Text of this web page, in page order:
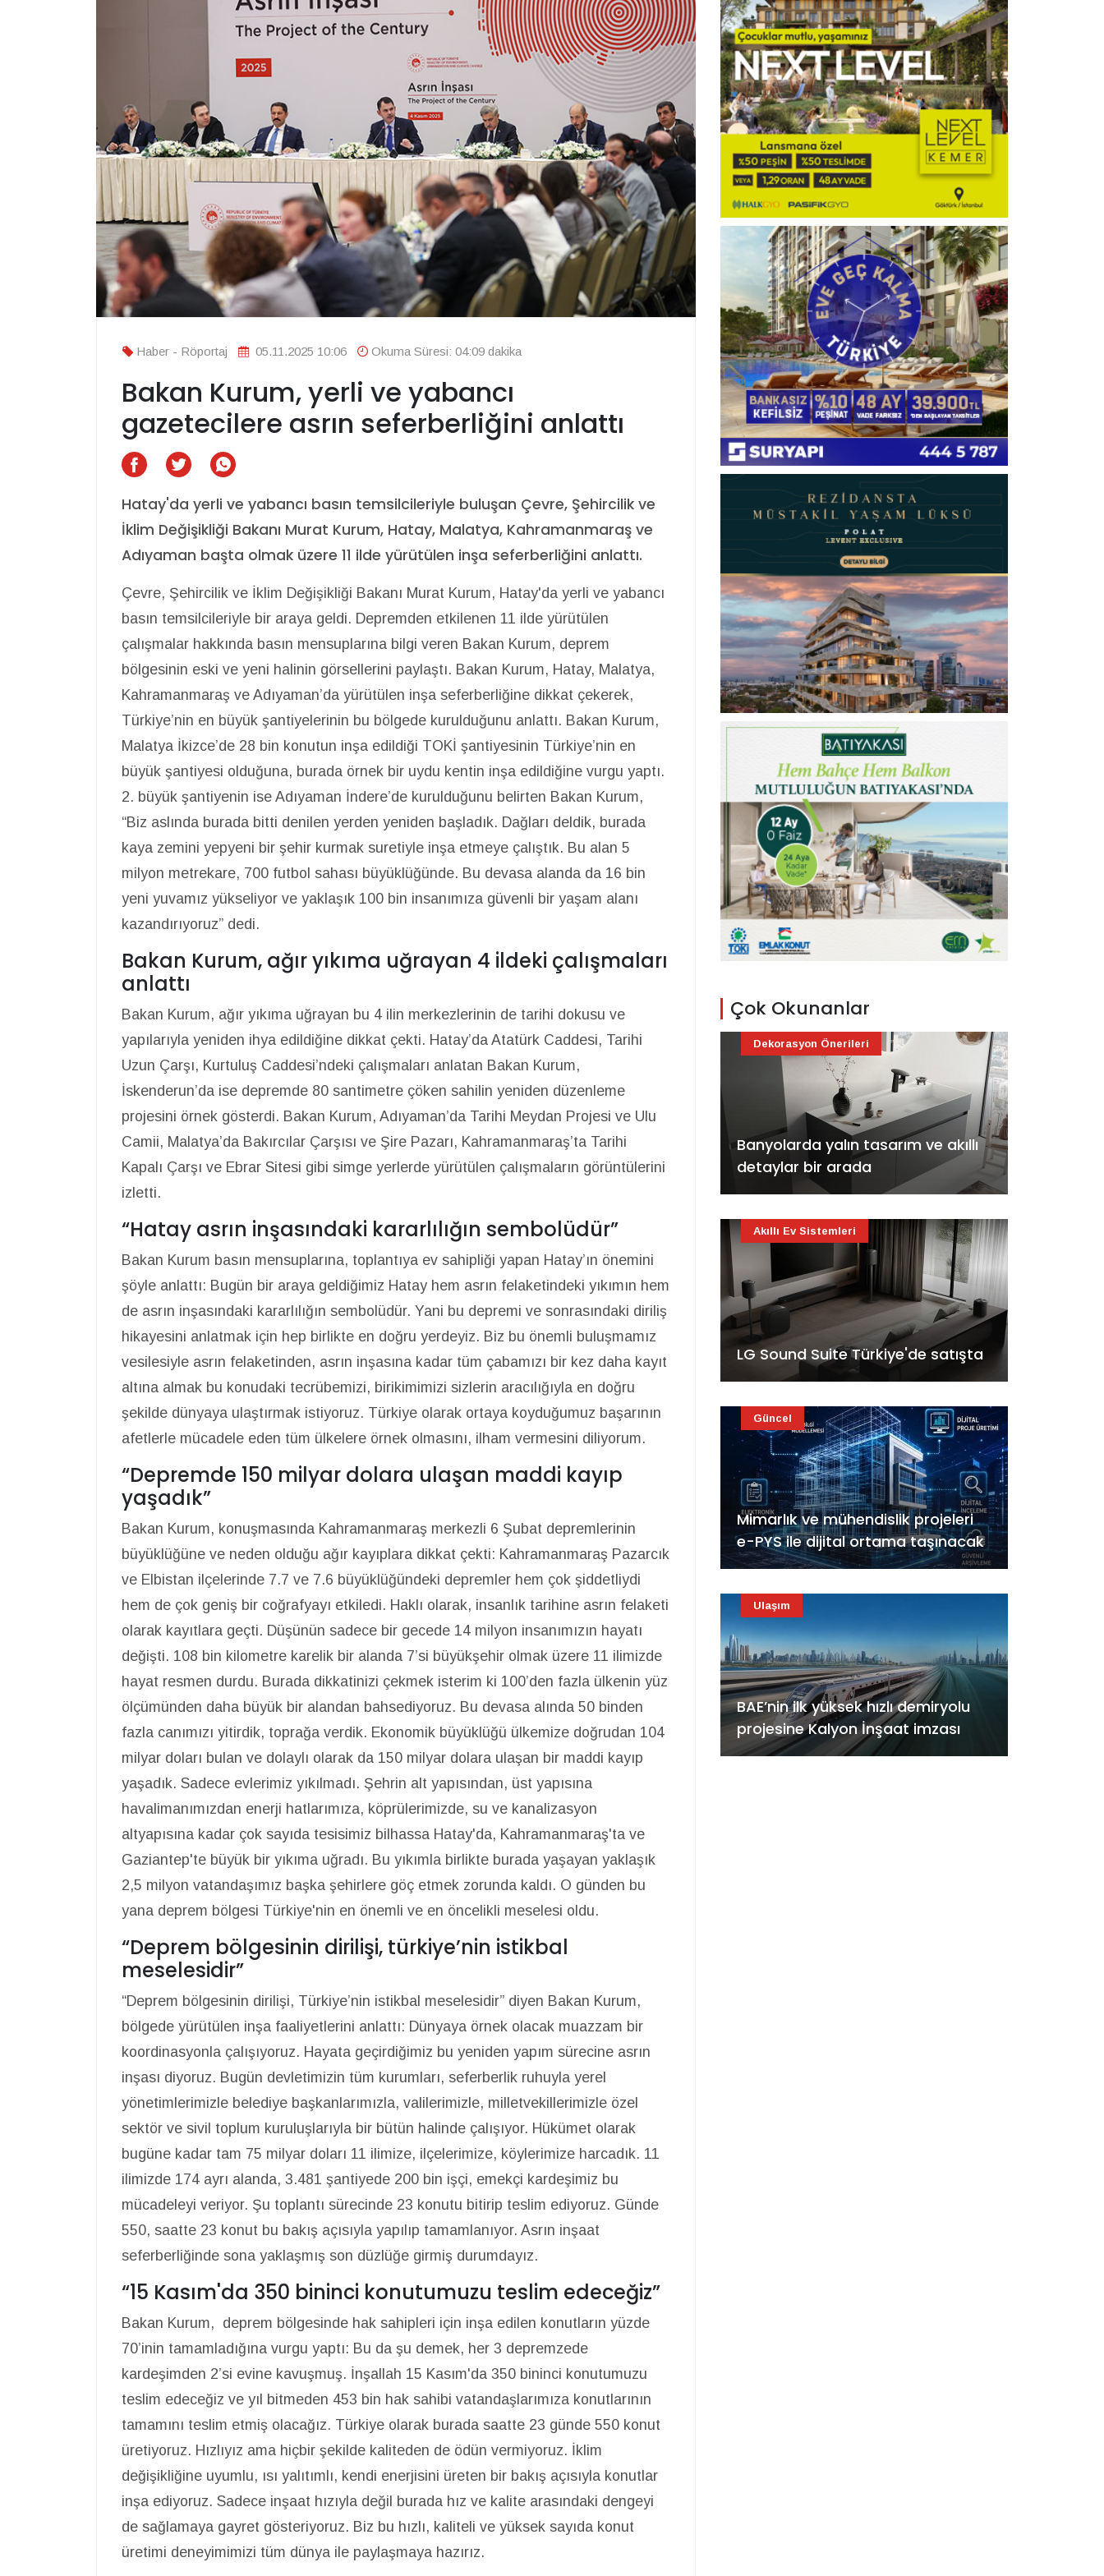
Haber - Röportaj 05.11.2025 10:06 Okuma Süresi: 04:09 dakika
Bakan Kurum, yerli ve yabancı
gazetecilere asrın seferberliğini anlattı
Hatay'da yerli ve yabancı basın temsilcileriyle buluşan Çevre, Şehircilik ve
İklim Değişikliği Bakanı Murat Kurum, Hatay, Malatya, Kahramanmaraş ve
Adıyaman başta olmak üzere 11 ilde yürütülen inşa seferberliğini anlattı.
Çevre, Şehircilik ve İklim Değişikliği Bakanı Murat Kurum, Hatay'da yerli ve yabancı
basın temsilcileriyle bir araya geldi. Depremden etkilenen 11 ilde yürütülen
çalışmalar hakkında basın mensuplarına bilgi veren Bakan Kurum, deprem
bölgesinin eski ve yeni halinin görsellerini paylaştı. Bakan Kurum, Hatay, Malatya,
Kahramanmaraş ve Adıyaman’da yürütülen inşa seferberliğine dikkat çekerek,
Türkiye’nin en büyük şantiyelerinin bu bölgede kurulduğunu anlattı. Bakan Kurum,
Malatya İkizce’de 28 bin konutun inşa edildiği TOKİ şantiyesinin Türkiye’nin en
büyük şantiyesi olduğuna, burada örnek bir uydu kentin inşa edildiğine vurgu yaptı.
2. büyük şantiyenin ise Adıyaman İndere’de kurulduğunu belirten Bakan Kurum,
“Biz aslında burada bitti denilen yerden yeniden başladık. Dağları deldik, burada
kaya zemini yepyeni bir şehir kurmak suretiyle inşa etmeye çalıştık. Bu alan 5
milyon metrekare, 700 futbol sahası büyüklüğünde. Bu devasa alanda da 16 bin
yeni yuvamız yükseliyor ve yaklaşık 100 bin insanımıza güvenli bir yaşam alanı
kazandırıyoruz” dedi.
Bakan Kurum, ağır yıkıma uğrayan 4 ildeki çalışmaları
anlattı
Bakan Kurum, ağır yıkıma uğrayan bu 4 ilin merkezlerinin de tarihi dokusu ve
yapılarıyla yeniden ihya edildiğine dikkat çekti. Hatay’da Atatürk Caddesi, Tarihi
Uzun Çarşı, Kurtuluş Caddesi’ndeki çalışmaları anlatan Bakan Kurum,
İskenderun’da ise depremde 80 santimetre çöken sahilin yeniden düzenleme
projesini örnek gösterdi. Bakan Kurum, Adıyaman’da Tarihi Meydan Projesi ve Ulu
Camii, Malatya’da Bakırcılar Çarşısı ve Şire Pazarı, Kahramanmaraş’ta Tarihi
Kapalı Çarşı ve Ebrar Sitesi gibi simge yerlerde yürütülen çalışmaların görüntülerini
izletti.
“Hatay asrın inşasındaki kararlılığın sembolüdür”
Bakan Kurum basın mensuplarına, toplantıya ev sahipliği yapan Hatay’ın önemini
şöyle anlattı: Bugün bir araya geldiğimiz Hatay hem asrın felaketindeki yıkımın hem
de asrın inşasındaki kararlılığın sembolüdür. Yani bu depremi ve sonrasındaki diriliş
hikayesini anlatmak için hep birlikte en doğru yerdeyiz. Biz bu önemli buluşmamız
vesilesiyle asrın felaketinden, asrın inşasına kadar tüm çabamızı bir kez daha kayıt
altına almak bu konudaki tecrübemizi, birikimimizi sizlerin aracılığıyla en doğru
şekilde dünyaya ulaştırmak istiyoruz. Türkiye olarak ortaya koyduğumuz başarının
afetlerle mücadele eden tüm ülkelere örnek olmasını, ilham vermesini diliyorum.
“Depremde 150 milyar dolara ulaşan maddi kayıp
yaşadık”
Bakan Kurum, konuşmasında Kahramanmaraş merkezli 6 Şubat depremlerinin
büyüklüğüne ve neden olduğu ağır kayıplara dikkat çekti: Kahramanmaraş Pazarcık
ve Elbistan ilçelerinde 7.7 ve 7.6 büyüklüğündeki depremler hem çok şiddetliydi
hem de çok geniş bir coğrafyayı etkiledi. Haklı olarak, insanlık tarihine asrın felaketi
olarak kayıtlara geçti. Düşünün sadece bir gecede 14 milyon insanımızın hayatı
değişti. 108 bin kilometre karelik bir alanda 7’si büyükşehir olmak üzere 11 ilimizde
hayat resmen durdu. Burada dikkatinizi çekmek isterim ki 100’den fazla ülkenin yüz
ölçümünden daha büyük bir alandan bahsediyoruz. Bu devasa alında 50 binden
fazla canımızı yitirdik, toprağa verdik. Ekonomik büyüklüğü ülkemize doğrudan 104
milyar doları bulan ve dolaylı olarak da 150 milyar dolara ulaşan bir maddi kayıp
yaşadık. Sadece evlerimiz yıkılmadı. Şehrin alt yapısından, üst yapısına
havalimanımızdan enerji hatlarımıza, köprülerimizde, su ve kanalizasyon
altyapısına kadar çok sayıda tesisimiz bilhassa Hatay'da, Kahramanmaraş'ta ve
Gaziantep'te büyük bir yıkıma uğradı. Bu yıkımla birlikte burada yaşayan yaklaşık
2,5 milyon vatandaşımız başka şehirlere göç etmek zorunda kaldı. O günden bu
yana deprem bölgesi Türkiye'nin en önemli ve en öncelikli meselesi oldu.
“Deprem bölgesinin dirilişi, türkiye’nin istikbal
meselesidir”
“Deprem bölgesinin dirilişi, Türkiye’nin istikbal meselesidir” diyen Bakan Kurum,
bölgede yürütülen inşa faaliyetlerini anlattı: Dünyaya örnek olacak muazzam bir
koordinasyonla çalışıyoruz. Hayata geçirdiğimiz bu yeniden yapım sürecine asrın
inşası diyoruz. Bugün devletimizin tüm kurumları, seferberlik ruhuyla yerel
yönetimlerimizle belediye başkanlarımızla, valilerimizle, milletvekillerimizle özel
sektör ve sivil toplum kuruluşlarıyla bir bütün halinde çalışıyor. Hükümet olarak
bugüne kadar tam 75 milyar doları 11 ilimize, ilçelerimize, köylerimize harcadık. 11
ilimizde 174 ayrı alanda, 3.481 şantiyede 200 bin işçi, emekçi kardeşimiz bu
mücadeleyi veriyor. Şu toplantı sürecinde 23 konutu bitirip teslim ediyoruz. Günde
550, saatte 23 konut bu bakış açısıyla yapılıp tamamlanıyor. Asrın inşaat
seferberliğinde sona yaklaşmış son düzlüğe girmiş durumdayız.
“15 Kasım'da 350 bininci konutumuzu teslim edeceğiz”
Bakan Kurum, deprem bölgesinde hak sahipleri için inşa edilen konutların yüzde
70’inin tamamladığına vurgu yaptı: Bu da şu demek, her 3 depremzede
kardeşimden 2’si evine kavuşmuş. İnşallah 15 Kasım'da 350 bininci konutumuzu
teslim edeceğiz ve yıl bitmeden 453 bin hak sahibi vatandaşlarımıza konutlarının
tamamını teslim etmiş olacağız. Türkiye olarak burada saatte 23 günde 550 konut
üretiyoruz. Hızlıyız ama hiçbir şekilde kaliteden de ödün vermiyoruz. İklim
değişikliğine uyumlu, ısı yalıtımlı, kendi enerjisini üreten bir bakış açısıyla konutlar
inşa ediyoruz. Sadece inşaat hızıyla değil burada hız ve kalite arasındaki dengeyi
de sağlamaya gayret gösteriyoruz. Biz bu hızlı, kaliteli ve yüksek sayıda konut
üretimi deneyimimizi tüm dünya ile paylaşmaya hazırız.
Çok Okunanlar
Banyolarda yalın tasarım ve akıllı
detaylar bir arada
Dekorasyon Önerileri
LG Sound Suite Türkiye'de satışta
Akıllı Ev Sistemleri
Mimarlık ve mühendislik projeleri
e-PYS ile dijital ortama taşınacak
Güncel
BAE’nin ilk yüksek hızlı demiryolu
projesine Kalyon İnşaat imzası
Ulaşım